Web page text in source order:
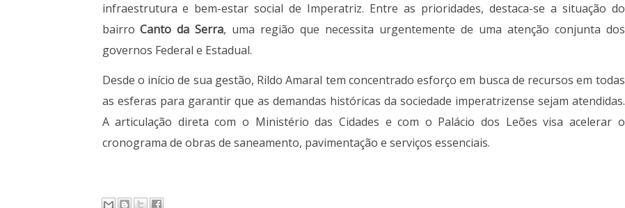
infraestrutura e bem-estar social de Imperatriz. Entre as prioridades, destaca-se a situação do
bairroCanto da Serra, uma região que necessita urgentemente de uma atenção conjunta dos
governos Federal e Estadual.
Desde o início de sua gestão, Rildo Amaral tem concentrado esforço em busca de recursos em todas
as esferas para garantir que as demandas históricas da sociedade imperatrizense sejam atendidas.
A articulação direta com o Ministério das Cidades e com o Palácio dos Leões visa acelerar o
cronograma de obras de saneamento, pavimentação e serviços essenciais.